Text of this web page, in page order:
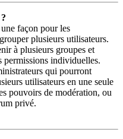
façon pour les
plusieurs utilisateurs.
à plusieurs groupes et
permissions individuelles.
qui pourront
utilisateurs en une seule
pouvoirs de modération, ou
privé.